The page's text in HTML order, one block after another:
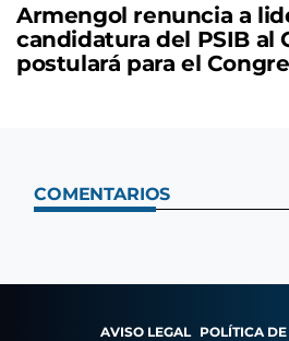
Armengol renuncia a
candidatura del PSIB al
postulará para el
COMENTARIOS
AVISO LEGAL POLÍTICA